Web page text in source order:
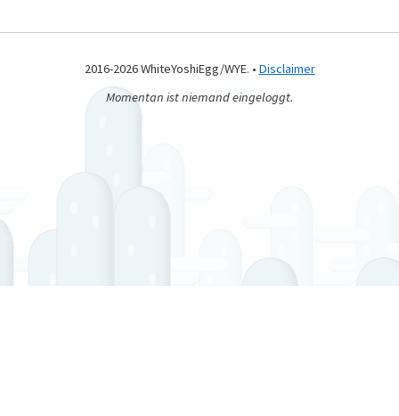
2016-2026 WhiteYoshiEgg/WYE. • Disclaimer
Momentan ist niemand eingeloggt.